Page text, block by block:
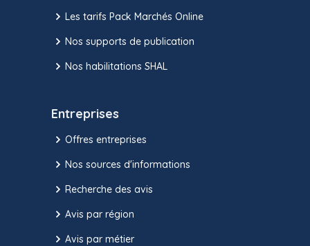
Les tarifs Pack Marchés Online
Nos supports de publication
Nos habilitations SHAL
Entreprises
Offres entreprises
Nos sources d'informations
Recherche des avis
Avis par région
Avis par métier